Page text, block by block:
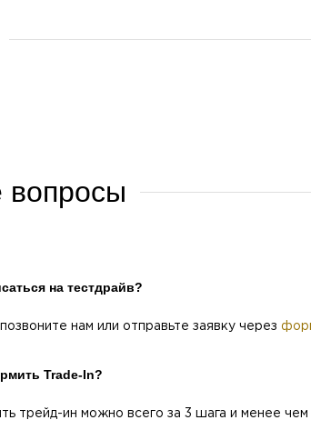
вопросы
на тестдрайв?
нам или отправьте заявку через
Trade-In?
трейд-ин можно всего за 3 шага и менее чем